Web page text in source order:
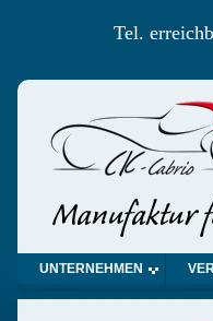
Tel.
UNTERNEHMEN